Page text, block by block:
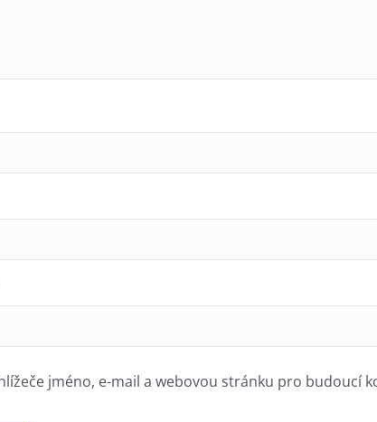
jméno, e-mail a webovou stránku pro budoucí